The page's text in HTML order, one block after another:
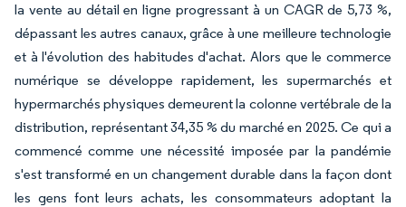
la vente au détail en ligne progressant à un CAGR de 5,73 %,
dépassant les autres canaux, grâce à une meilleure technologie
et à l'évolution des habitudes d'achat. Alors que le commerce
numérique se développe rapidement, les supermarchés et
hypermarchés physiques demeurent la colonne vertébrale de la
distribution, représentant 34,35 % du marché en 2025. Ce qui a
commencé comme une nécessité imposée par la pandémie
s'est transformé en un changement durable dans la façon dont
les gens font leurs achats, les consommateurs adoptant la